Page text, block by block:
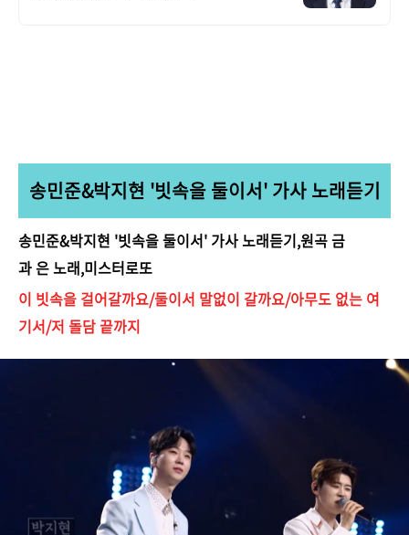
송민준&박지현 '빗속을 둘이서' 가사 노래듣기
송민준&박지현 '빗속을 둘이서' 가사 노래듣기,원곡 금
과 은 노래,미스터로또
이 빗속을 걸어갈까요/둘이서 말없이 갈까요/아무도 없는 여
기서/저 돌담 끝까지